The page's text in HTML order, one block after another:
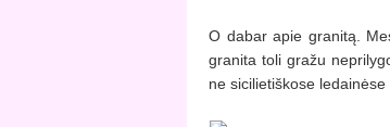
O dabar apie granitą.
granita toli gražu
ne sicilietiškose